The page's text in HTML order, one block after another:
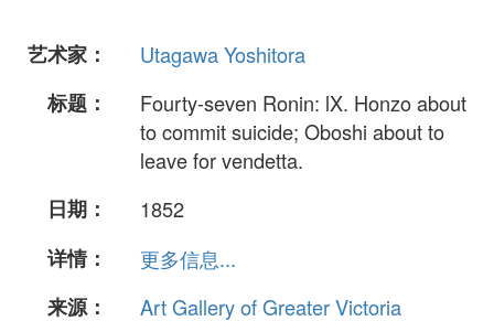
艺术家：
Utagawa Yoshitora
标题：
Fourty-seven Ronin: lX. Honzo about
to commit suicide; Oboshi about to
leave for vendetta.
日期：
1852
详情：
更多信息...
来源：
Art Gallery of Greater Victoria